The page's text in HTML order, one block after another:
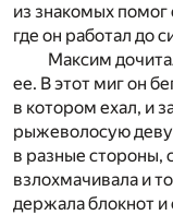
из знакомых
где он работал до
Максим
ее. В этот миг он
в котором ехал, и
рыжеволосую
в разные стороны,
взлохмачивала и
держала блокнот